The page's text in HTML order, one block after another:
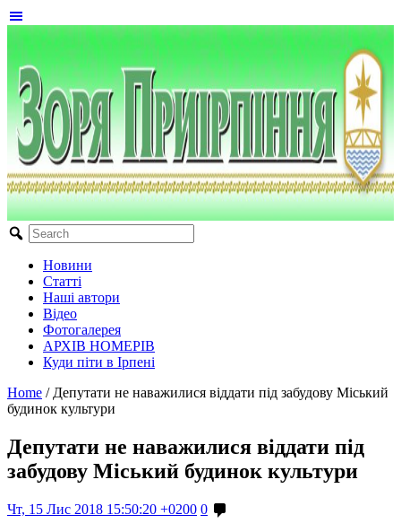
Новини
Статті
Наші автори
Відео
Фотогалерея
АРХІВ НОМЕРІВ
Куди піти в Ірпені
Home / Депутати не наважилися віддати під забудову Міський
будинок культури
Депутати не наважилися віддати під
забудову Міський будинок культури
Чт, 15 Лис 2018 15:50:20 +0200 0